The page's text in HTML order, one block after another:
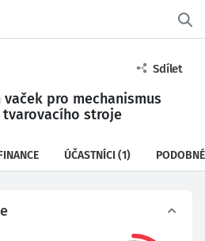
Sdílet
pro mechanismus
stroje
ÚČASTNÍCI (1)